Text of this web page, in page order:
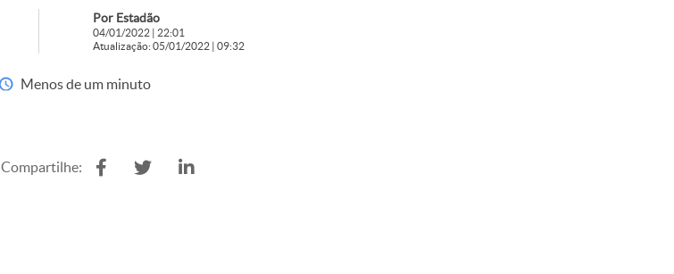
Por Estadão
04/01/2022 | 22:01
Atualização: 05/01/2022 | 09:32
Menos de um minuto
Compartilhe: